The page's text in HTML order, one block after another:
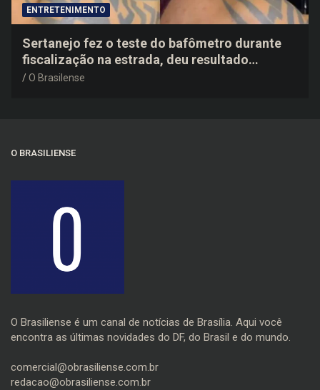
ENTRETENIMENTO
Sertanejo fez o teste do bafômetro durante
fiscalização na estrada, deu resultado
negativo e elogiou o trabalho dos agentes de
O Brasilense
O BRASILIENSE
O Brasiliense é um canal de notícias de Brasília. Aqui você
encontra as últimas novidades do DF, do Brasil e do mundo.
comercial@obrasiliense.com.br
redacao@obrasiliense.com.br